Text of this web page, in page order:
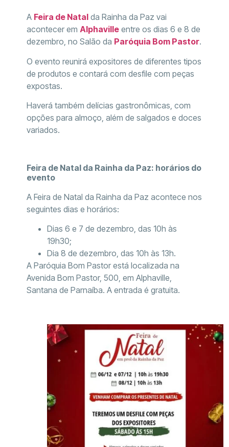
A Feira de Natal da Rainha da Paz vai
acontecer em Alphaville entre os dias 6 e 8 de
dezembro, no Salão da Paróquia Bom Pastor.
O evento reunirá expositores de diferentes tipos
de produtos e contará com desfile com peças
expostas.
Haverá também delícias gastronômicas, com
opções para almoço, além de salgados e doces
variados.
Feira de Natal da Rainha da Paz: horários do
evento
A Feira de Natal da Rainha da Paz acontece nos
seguintes dias e horários:
Dias 6 e 7 de dezembro, das 10h às
19h30;
Dia 8 de dezembro, das 10h às 13h.
A Paróquia Bom Pastor está localizada na
Avenida Bom Pastor, 500, em Alphaville,
Santana de Parnaíba. A entrada é gratuita.